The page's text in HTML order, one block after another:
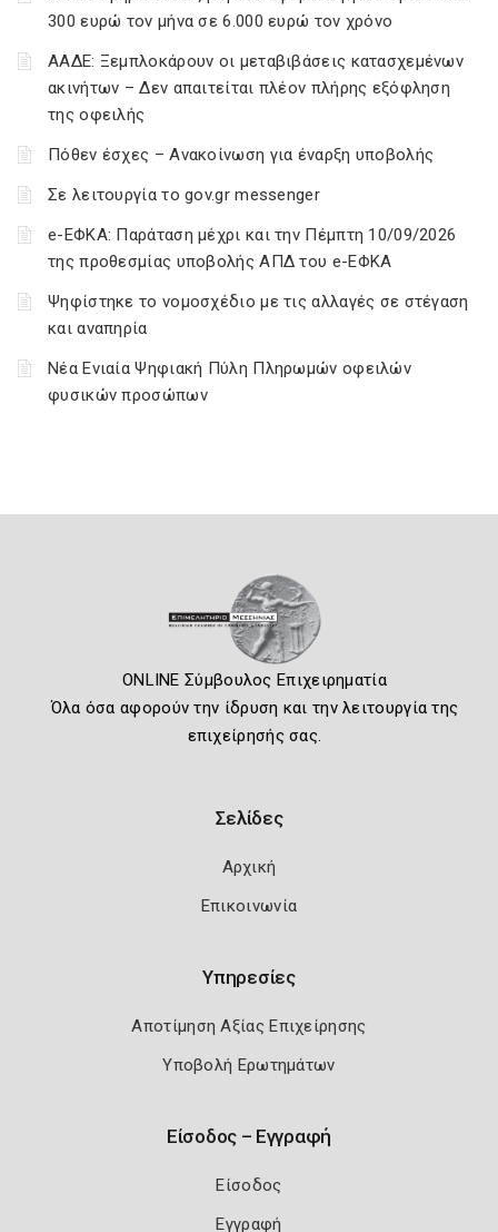
300 ευρώ τον μήνα σε 6.000 ευρώ τον χρόνο
ΑΑΔΕ: Ξεμπλοκάρουν οι μεταβιβάσεις κατασχεμένων
ακινήτων – Δεν απαιτείται πλέον πλήρης εξόφληση
της οφειλής
Πόθεν έσχες – Ανακοίνωση για έναρξη υποβολής
Σε λειτουργία το gov.gr messenger
e-ΕΦΚΑ: Παράταση μέχρι και την Πέμπτη 10/09/2026
της προθεσμίας υποβολής ΑΠΔ του e-ΕΦΚΑ
Ψηφίστηκε το νομοσχέδιο με τις αλλαγές σε στέγαση
και αναπηρία
Νέα Ενιαία Ψηφιακή Πύλη Πληρωμών οφειλών
φυσικών προσώπων
ONLINE Σύμβουλος Επιχειρηματία
Όλα όσα αφορούν την ίδρυση και την λειτουργία της
επιχείρησής σας.
Σελίδες
Αρχική
Επικοινωνία
Υπηρεσίες
Αποτίμηση Αξίας Επιχείρησης
Υποβολή Ερωτημάτων
Είσοδος – Εγγραφή
Είσοδος
Εγγραφή